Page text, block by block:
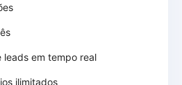
leads em tempo real
ilimitados